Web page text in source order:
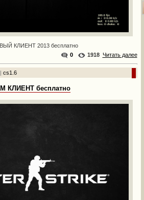
КЛИЕНТ 2013 бесплатно
0
1918 Читать далее
cs1.6
КЛИЕНТ бесплатно